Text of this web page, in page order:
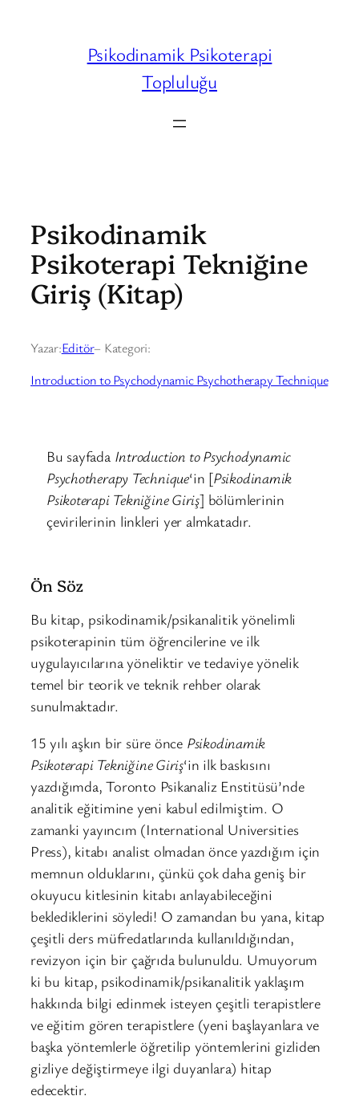
Psikodinamik Psikoterapi
Topluluğu
Psikodinamik
Psikoterapi Tekniğine
Giriş (Kitap)
Yazar:Editör– Kategori:
Introduction to Psychodynamic Psychotherapy Technique
Bu sayfada Introduction to Psychodynamic
Psychotherapy Technique‘in [Psikodinamik
Psikoterapi Tekniğine Giriş] bölümlerinin
çevirilerinin linkleri yer almkatadır.
Ön Söz
Bu kitap, psikodinamik/psikanalitik yönelimli
psikoterapinin tüm öğrencilerine ve ilk
uygulayıcılarına yöneliktir ve tedaviye yönelik
temel bir teorik ve teknik rehber olarak
sunulmaktadır.
15 yılı aşkın bir süre önce Psikodinamik
Psikoterapi Tekniğine Giriş‘in ilk baskısını
yazdığımda, Toronto Psikanaliz Enstitüsü’nde
analitik eğitimine yeni kabul edilmiştim. O
zamanki yayıncım (International Universities
Press), kitabı analist olmadan önce yazdığım için
memnun olduklarını, çünkü çok daha geniş bir
okuyucu kitlesinin kitabı anlayabileceğini
beklediklerini söyledi! O zamandan bu yana, kitap
çeşitli ders müfredatlarında kullanıldığından,
revizyon için bir çağrıda bulunuldu. Umuyorum
ki bu kitap, psikodinamik/psikanalitik yaklaşım
hakkında bilgi edinmek isteyen çeşitli terapistlere
ve eğitim gören terapistlere (yeni başlayanlara ve
başka yöntemlerle öğretilip yöntemlerini gizliden
gizliye değiştirmeye ilgi duyanlara) hitap
edecektir.